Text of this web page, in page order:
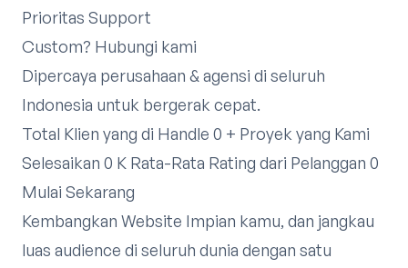
Prioritas Support
Custom? Hubungi kami
Dipercaya perusahaan & agensi di seluruh
Indonesia untuk bergerak cepat.
Total Klien yang di Handle 0 + Proyek yang Kami
Selesaikan 0 K Rata-Rata Rating dari Pelanggan 0
Mulai Sekarang
Kembangkan Website Impian kamu, dan jangkau
luas audience di seluruh dunia dengan satu